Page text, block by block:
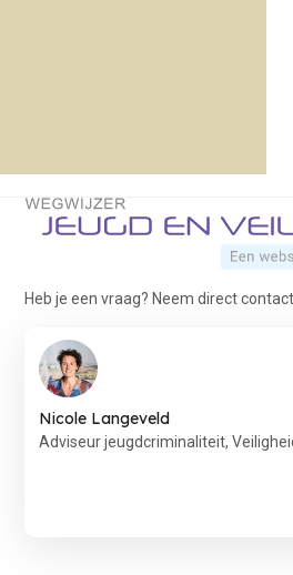
Terug naar de startpagina
Heb je een vraag? Neem direct
Nicole Langeveld
Adviseur jeugdcriminaliteit,